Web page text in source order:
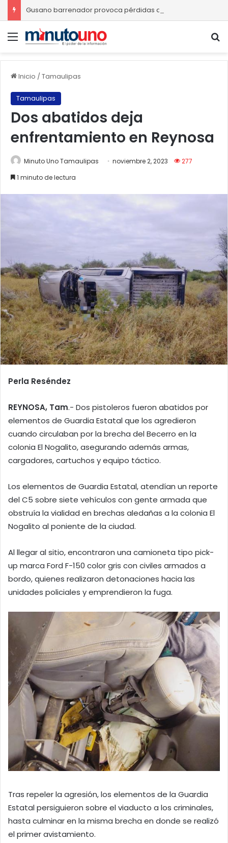
Menú
Inicio /Tamaulipas
Tamaulipas
Dos abatidos deja
enfrentamiento en Reynosa
Minuto Uno Tamaulipas noviembre 2, 2023
277
1 minuto de lectura
Perla Reséndez
REYNOSA, Tam.- Dos pistoleros fueron abatidos por
elementos de Guardia Estatal que los agredieron
cuando circulaban por la brecha del Becerro en la
colonia El Nogalito, asegurando además armas,
cargadores, cartuchos y equipo táctico.
Los elementos de Guardia Estatal, atendían un reporte
del C5 sobre siete vehículos con gente armada que
obstruía la vialidad en brechas aledañas a la colonia El
Nogalito al poniente de la ciudad.
Al llegar al sitio, encontraron una camioneta tipo pick-
up marca Ford F-150 color gris con civiles armados a
bordo, quienes realizaron detonaciones hacia las
unidades policiales y emprendieron la fuga.
Tras repeler la agresión, los elementos de la Guardia
Estatal persiguieron sobre el viaducto a los criminales,
hasta culminar en la misma brecha en donde se realizó
el primer avistamiento.